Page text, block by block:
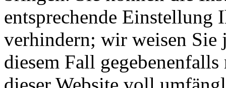
entsprechende Einstellung
verhindern; wir weisen Sie
diesem Fall